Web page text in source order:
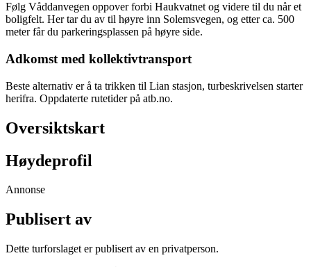
Følg Våddanvegen oppover forbi Haukvatnet og videre til du når et
boligfelt. Her tar du av til høyre inn Solemsvegen, og etter ca. 500
meter får du parkeringsplassen på høyre side.
Adkomst med kollektivtransport
Beste alternativ er å ta trikken til Lian stasjon, turbeskrivelsen starter
herifra. Oppdaterte rutetider på atb.no.
Oversiktskart
Høydeprofil
Annonse
Publisert av
Dette turforslaget er publisert av en privatperson.